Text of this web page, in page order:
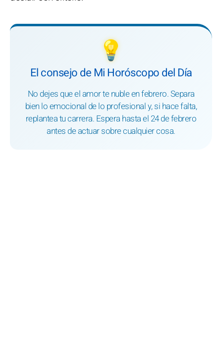
💡
El consejo de Mi Horóscopo del Día
No dejes que el amor te nuble en febrero. Separa
bien lo emocional de lo profesional y, si hace falta,
replantea tu carrera. Espera hasta el 24 de febrero
antes de actuar sobre cualquier cosa.